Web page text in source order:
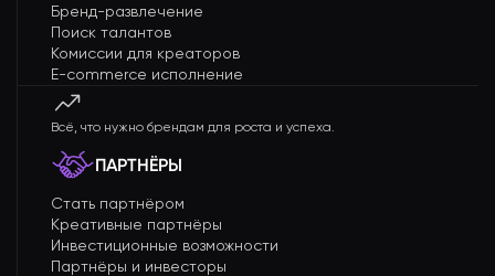
Бренд-развлечение
Поиск талантов
Комиссии для креаторов
E-commerce исполнение
Всё, что нужно брендам для роста и успеха.
ПАРТНЁРЫ
Стать партнёром
Креативные партнёры
Инвестиционные возможности
Партнёры и инвесторы